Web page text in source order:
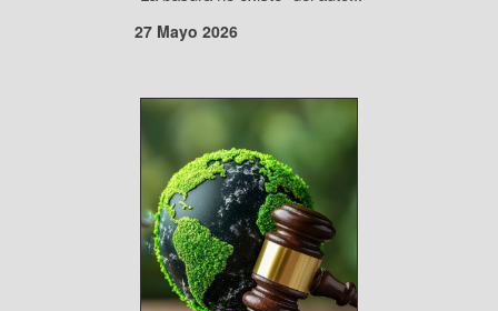
27 Mayo 2026